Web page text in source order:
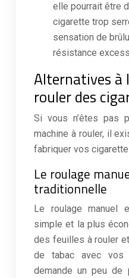
elle pourrait être
cigarette trop
sensation de
résistance
Alternatives à
rouler des
Si vous n’êtes pas
machine à rouler, il
fabriquer vos
Le roulage
traditionnelle
Le roulage manuel
simple et la plus
des feuilles à rouler
de tabac avec vos
demande un peu de